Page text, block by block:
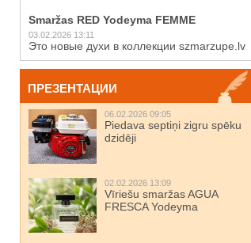
Smaržas RED Yodeyma FEMME
03.02.2026 13:11
Это новые духи в коллекции szmarzupe.lv
ПРЕЗЕНТАЦИИ
06.02.2026 09:05
Piedava septiņi zigru spēku
dzidēji
02.02.2026 13:09
Vīriešu smaržas AGUA
FRESCA Yodeyma